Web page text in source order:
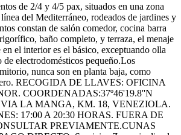
de 2/4 y 4/5 pax, situados en una zona
del Mediterráneo, rodeados de jardines y
constan de salón comedor, cocina barra
baño completo, y terraza, el menaje
en el interior es el básico, exceptuando olla
electrodomésticos pequeño.Los
nunca son en planta baja, como
RECOGIDA DE LLAVES: OFICINA
COORDENADAS:37º46'19.8''N
VIA LA MANGA, KM. 18, VENEZIOLA.
17:00 A 20:30 HORAS. FUERA DE
PREVIAMENTE.CUNAS